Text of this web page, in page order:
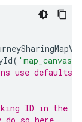
( 'map_canvas'
use defaults.
ID in the